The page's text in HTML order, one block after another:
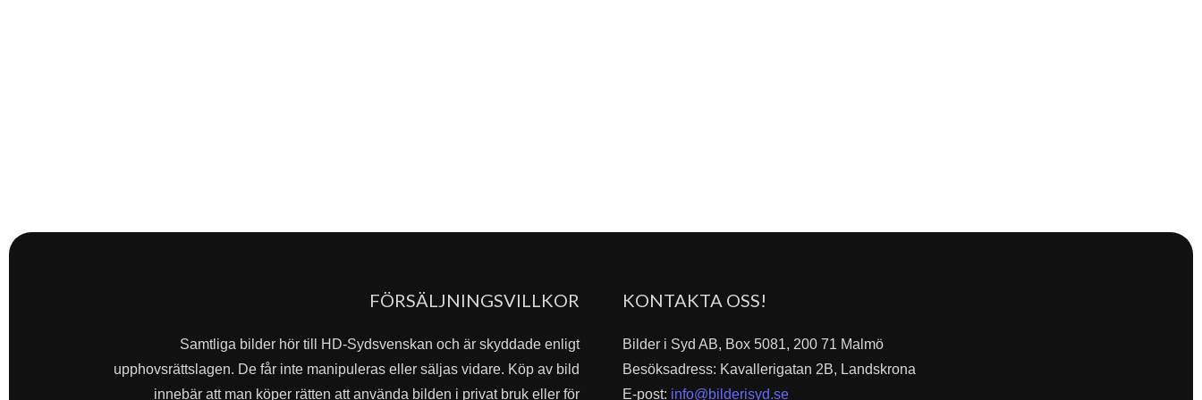
FÖRSÄLJNINGSVILLKOR
Samtliga bilder hör till HD-Sydsvenskan och är skyddade enligt
upphovsrättslagen. De får inte manipuleras eller säljas vidare. Köp av bild
innebär att man köper rätten att använda bilden i privat bruk eller för
KONTAKTA OSS!
Bilder i Syd AB, Box 5081, 200 71 Malmö
Besöksadress: Kavallerigatan 2B, Landskrona
E-post: info@bilderisyd.se